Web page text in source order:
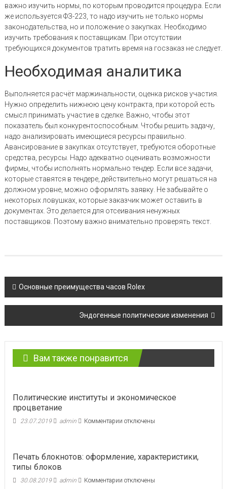
важно изучить нормы, по которым проводится процедура. Если
же используется ФЗ-223, то надо изучить не только нормы
законодательства, но и положение о закупках. Необходимо
изучить требования к поставщикам. При отсутствии
требующихся документов тратить время на госзаказ не следует.
Необходимая аналитика
Выполняется расчёт маржинальности, оценка рисков участия.
Нужно определить нижнюю цену контракта, при которой есть
смысл принимать участие в сделке. Важно, чтобы этот
показатель был конкурентоспособным. Чтобы решить задачу,
надо анализировать имеющиеся ресурсы правильно.
Авансирование в закупках отсутствует, требуются оборотные
средства, ресурсы. Надо адекватно оценивать возможности
фирмы, чтобы исполнять нормально тендер. Если все задачи,
которые ставятся в тендере, действительно могут решаться на
должном уровне, можно оформлять заявку. Не забывайте о
некоторых ловушках, которые заказчик может оставить в
документах. Это делается для отсеивания ненужных
поставщиков. Поэтому важно внимательно проверять текст.
Навигация
по
записям
Основные преимущества часов Rolex
Эндогенные политические изменения
Вам также понравится
Политические институты и экономическое
процветание
23.07.2019 admin Комментариик
и
отключены
Печать блокнотов: оформление, характеристики,
типы блоков
30.08.2019 admin Комментариикотключены